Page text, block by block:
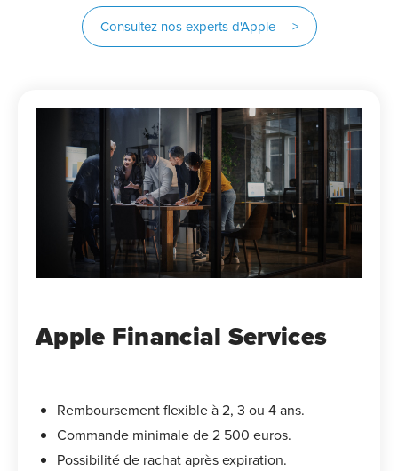
Consultez nos experts d'Apple >
Apple Financial Services
Remboursement flexible à 2, 3 ou 4 ans.
Commande minimale de 2 500 euros.
Possibilité de rachat après expiration.